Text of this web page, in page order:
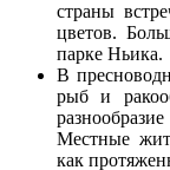
страны
цветов.
парке Ньика.
В
рыб и
Местные
как